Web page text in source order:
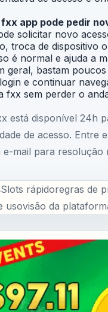
fxx app pode pedir
solicitar novo
troca de dispositivo
é normal e ajuda a
geral, bastam
e continuar
fxx sem perder o
está disponível 24h
de acesso. Entre
mail para resolução
Slots rápidoregras de
usovisão da